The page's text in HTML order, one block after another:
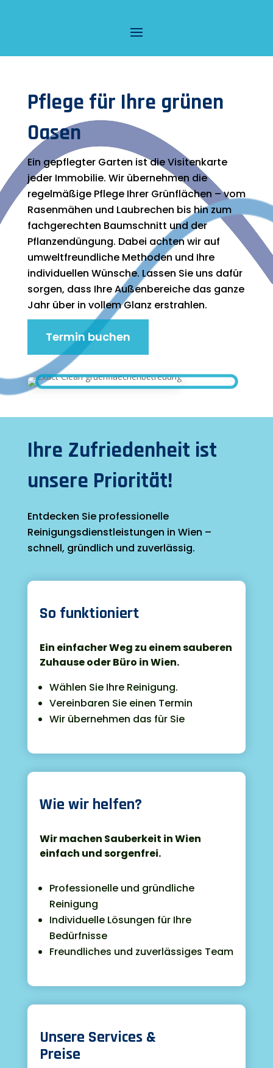
Pflege für Ihre grünen
Oasen
Ein gepflegter Garten ist die Visitenkarte
jeder Immobilie. Wir übernehmen die
regelmäßige Pflege Ihrer Grünflächen – vom
Rasenmähen und Laubrechen bis hin zum
fachgerechten Baumschnitt und der
Pflanzendüngung. Dabei achten wir auf
umweltfreundliche Methoden und Ihre
individuellen Wünsche. Lassen Sie uns dafür
sorgen, dass Ihre Außenbereiche das ganze
Jahr über in vollem Glanz erstrahlen.
Termin buchen
Ihre Zufriedenheit ist
unsere Priorität!
Entdecken Sie professionelle
Reinigungsdienstleistungen in Wien –
schnell, gründlich und zuverlässig.
So funktioniert
Ein einfacher Weg zu einem sauberen
Zuhause oder Büro in Wien.
Wählen Sie Ihre Reinigung.
Vereinbaren Sie einen Termin
Wir übernehmen das für Sie
Wie wir helfen?
Wir machen Sauberkeit in Wien
einfach und sorgenfrei.
Professionelle und gründliche
Reinigung
Individuelle Lösungen für Ihre
Bedürfnisse
Freundliches und zuverlässiges Team
Unsere Services &
Preise